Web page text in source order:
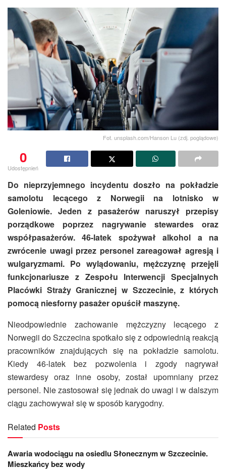
Fot. unsplash.com/Hanson Lu (zdj. poglądowe)
0
Udostępnień
Do nieprzyjemnego incydentu doszło na pokładzie
samolotu lecącego z Norwegii na lotnisko w
Goleniowie. Jeden z pasażerów naruszył przepisy
porządkowe poprzez nagrywanie stewardes oraz
współpasażerów. 46-latek spożywał alkohol a na
zwrócenie uwagi przez personel zareagował agresją i
wulgaryzmami. Po wylądowaniu, mężczyznę przejęli
funkcjonariusze z Zespołu Interwencji Specjalnych
Placówki Straży Granicznej w Szczecinie, z których
pomocą niesforny pasażer opuścił maszynę.
Nieodpowiednie zachowanie mężczyzny lecącego z
Norwegii do Szczecina spotkało się z odpowiednią reakcją
pracowników znajdujących się na pokładzie samolotu.
Kiedy 46-latek bez pozwolenia i zgody nagrywał
stewardesy oraz inne osoby, został upomniany przez
personel. Nie zastosował się jednak do uwagi i w dalszym
ciągu zachowywał się w sposób karygodny.
Related Posts
Awaria wodociągu na osiedlu Słonecznym w Szczecinie.
Mieszkańcy bez wody